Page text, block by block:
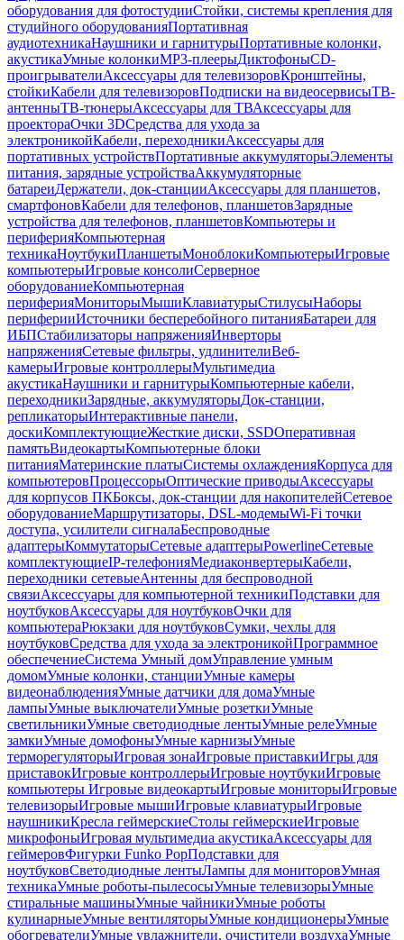
оборудования для фотостудииСтойки, системы крепления для
студийного оборудованияПортативная
аудиотехникаНаушники и гарнитурыПортативные колонки,
акустикаУмные колонкиMP3-плеерыДиктофоныCD-
проигрывателиАксессуары для телевизоровКронштейны,
стойкиКабели для телевизоровПодписки на видеосервисыТВ-
антенныТВ-тюнерыАксессуары для ТВАксессуары для
проектораОчки 3DСредства для ухода за
электроникойКабели, переходникиАксессуары для
портативных устройствПортативные аккумуляторыЭлементы
питания, зарядные устройстваАккумуляторные
батареиДержатели, док-станцииАксессуары для планшетов,
смартфоновКабели для телефонов, планшетовЗарядные
устройства для телефонов, планшетовКомпьютеры и
периферияКомпьютерная
техникаНоутбукиПланшетыМоноблокиКомпьютерыИгровые
компьютерыИгровые консолиСерверное
оборудованиеКомпьютерная
периферияМониторыМышиКлавиатурыСтилусыНаборы
периферииИсточники бесперебойного питанияБатареи для
ИБПСтабилизаторы напряженияИнверторы
напряженияСетевые фильтры, удлинителиВеб-
камерыИгровые контроллерыМультимедиа
акустикаНаушники и гарнитурыКомпьютерные кабели,
переходникиЗарядные, аккумуляторыДок-станции,
репликаторыИнтерактивные панели,
доскиКомплектующиеЖесткие диски, SSDОперативная
памятьВидеокартыКомпьютерные блоки
питанияМатеринские платыСистемы охлажденияКорпуса для
компьютеровПроцессорыОптические приводыАксессуары
для корпусов ПКБоксы, док-станции для накопителейСетевое
оборудованиеМаршрутизаторы, DSL-модемыWi-Fi точки
доступа, усилители сигналаБеспроводные
адаптерыКоммутаторыСетевые адаптерыPowerlineСетевые
комплектующиеIP-телефонияМедиаконвертерыКабели,
переходники сетевыеАнтенны для беспроводной
связиАксессуары для компьютерной техникиПодставки для
ноутбуковАксессуары для ноутбуковОчки для
компьютераРюкзаки для ноутбуковСумки, чехлы для
ноутбуковСредства для ухода за электроникойПрограммное
обеспечениеСистема Умный домУправление умным
домомУмные колонки, станцииУмные камеры
видеонаблюденияУмные датчики для домаУмные
лампыУмные выключателиУмные розеткиУмные
светильникиУмные светодиодные лентыУмные релеУмные
замкиУмные домофоныУмные карнизыУмные
терморегуляторыИгровая зонаИгровые приставкиИгры для
приставокИгровые контроллерыИгровые ноутбукиИгровые
компьютеры Игровые видеокартыИгровые мониторыИгровые
телевизорыИгровые мышиИгровые клавиатурыИгровые
наушникиКресла геймерскиеСтолы геймерскиеИгровые
микрофоныИгровая мультимедиа акустикаАксессуары для
геймеровФигурки Funko PopПодставки для
ноутбуковСветодиодные лентыЛампы для мониторовУмная
техникаУмные роботы-пылесосыУмные телевизорыУмные
стиральные машиныУмные чайникиУмные роботы
кулинарныеУмные вентиляторыУмные кондиционерыУмные
обогревателиУмные увлажнители, очистители воздухаУмные